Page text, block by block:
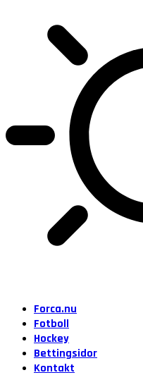
Forca.nu
Fotboll
Hockey
Bettingsidor
Kontakt